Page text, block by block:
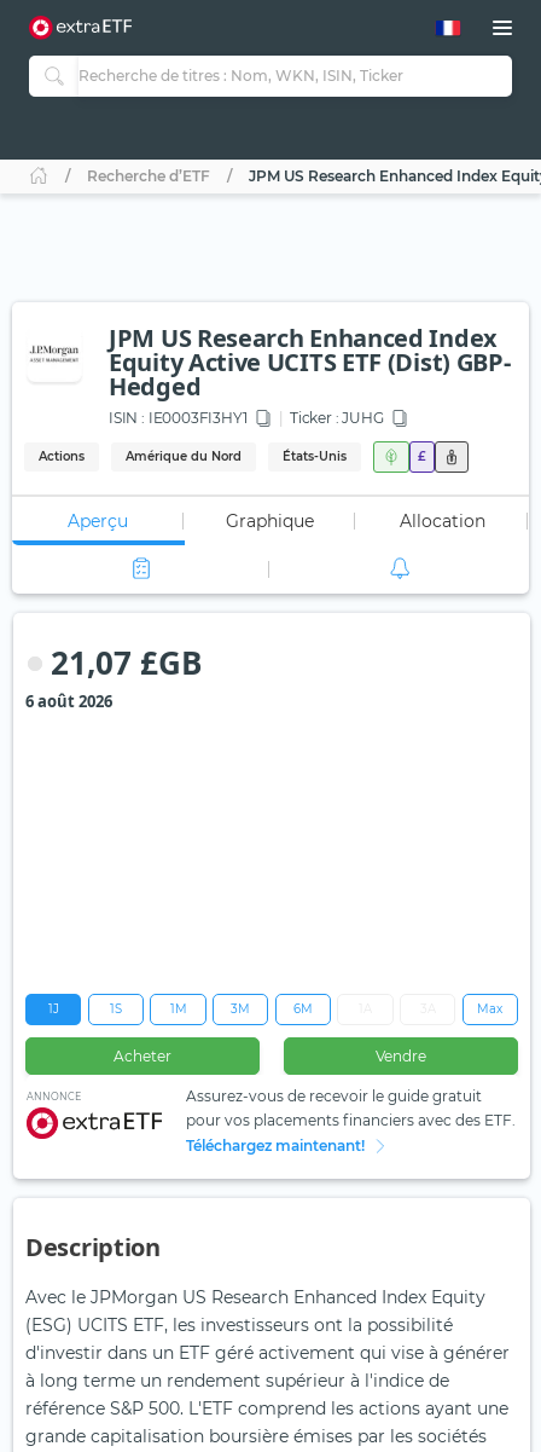
Recherche d’ETF JPM US Research Enhanced Index
JPM US Research Enhanced Index
Equity Active UCITS ETF (Dist) GBP-
Hedged
ISIN : IE0003FI3HY1 Ticker : JUHG
Actions Amérique du Nord États-Unis £
Aperçu Graphique Allocation
21,07 £GB
6 août 2026
1J 1S 1M 3M 6M Max
Acheter Vendre
ANNONCE
Assurez-vous de recevoir le guide gratuit
pour vos placements financiers avec des ETF.
Téléchargez maintenant!
Description
Avec le JPMorgan US Research Enhanced Index Equity
(ESG) UCITS ETF, les investisseurs ont la possibilité
d'investir dans un ETF géré activement qui vise à générer
à long terme un rendement supérieur à l'indice de
référence S&P 500. L'ETF comprend les actions ayant une
grande capitalisation boursière émises par les sociétés